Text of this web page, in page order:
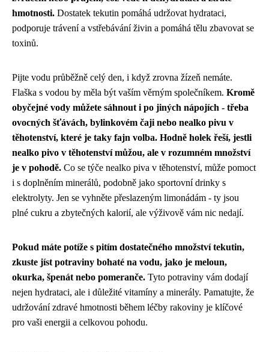
hmotnosti. Dostatek tekutin pomáhá udržovat hydrataci,
podporuje trávení a vstřebávání živin a pomáhá tělu zbavovat se
toxinů.
Pijte vodu průběžně celý den, i když zrovna žízeň nemáte.
Flaška s vodou by měla být vaším věrným společníkem. Kromě
obyčejné vody můžete sáhnout i po jiných nápojích - třeba
ovocných šťávách, bylinkovém čaji nebo nealko pivu v
těhotenství, které je taky fajn volba. Hodně holek řeší, jestli
nealko pivo v těhotenství můžou, ale v rozumném množství
je v pohodě. Co se týče nealko piva v těhotenství, může pomoct
i s doplněním minerálů, podobně jako sportovní drinky s
elektrolyty. Jen se vyhněte přeslazeným limonádám - ty jsou
plné cukru a zbytečných kalorií, ale výživově vám nic nedají.
Pokud máte potíže s pitím dostatečného množství tekutin,
zkuste jíst potraviny bohaté na vodu, jako je meloun,
okurka, špenát nebo pomeranče. Tyto potraviny vám dodají
nejen hydrataci, ale i důležité vitamíny a minerály. Pamatujte, že
udržování zdravé hmotnosti během léčby rakoviny je klíčové
pro vaši energii a celkovou pohodu.